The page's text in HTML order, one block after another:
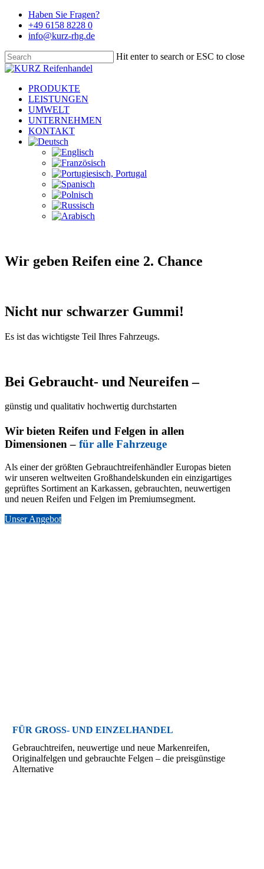
Skip
main
Haben Sie Fragen?
+49 6158 8228 0
info@kurz-rhg.de
Hit enter to search or ESC to close
Close
Menu
PRODUKTE
LEISTUNGEN
UMWELT
UNTERNEHMEN
KONTAKT
Wir geben Reifen eine 2. Chance
Nicht nur schwarzer Gummi!
Es ist das wichtigste Teil Ihres Fahrzeugs.
Bei Gebraucht- und Neureifen –
günstig und qualitativ hochwertig durchstarten
Wir bieten Reifen und Felgen in allen
Dimensionen – für alle Fahrzeuge
Als einer der größten Gebrauchtreifenhändler Europas bieten
wir unseren weltweiten Großhandelskunden ein einzigartiges
geprüftes Sortiment an Karkassen, gebrauchten, neuwertigen
und neuen Reifen und Felgen im Premiumsegment.
Unser Angebot
FÜR GROSS- UND EINZELHANDEL
Gebrauchtreifen, neuwertige und neue Markenreifen,
Originalfelgen und gebrauchte Felgen – die preisgünstige
Alternative